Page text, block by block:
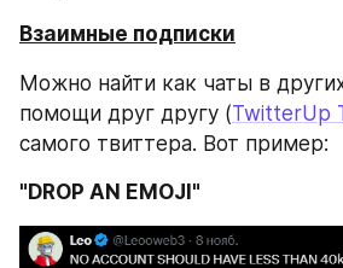
Взаимные подписки
Можно найти как чаты в
помощи друг другу (TwitterUp
самого твиттера. Вот пример:
"DROP AN EMOJI"